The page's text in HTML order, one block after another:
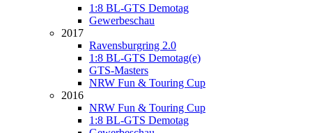
1:8 BL-GTS Demotag
Gewerbeschau
2017
Ravensburgring 2.0
1:8 BL-GTS Demotag(e)
GTS-Masters
NRW Fun & Touring Cup
2016
NRW Fun & Touring Cup
1:8 BL-GTS Demotag